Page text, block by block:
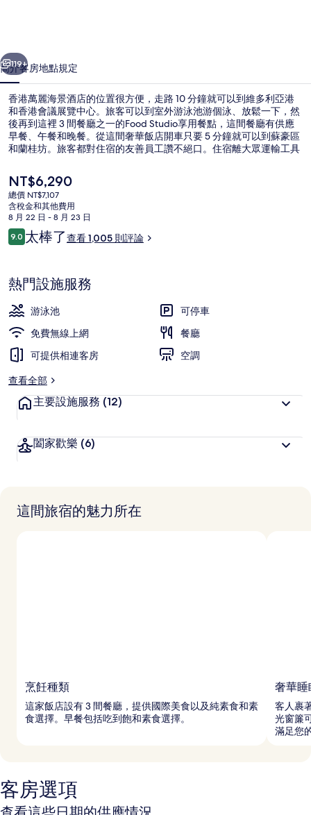
店
的
相
片
集
個 下一個
119+
簡介客房地點規定
香港萬麗海景酒店的位置很方便，走路 10 分鐘就可以到維多利亞港
和香港會議展覽中心。旅客可以到室外游泳池游個泳、放鬆一下，然
後再到這裡 3 間餐廳之一的Food Studio享用餐點，這間餐廳有供應
早餐、午餐和晚餐。從這間奢華飯店開車只要 5 分鐘就可以到蘇豪區
和蘭桂坊。旅客都對住宿的友善員工讚不絕口。住宿離大眾運輸工具
分鐘。
目
前
的
價
格
是
NT$6,290
總價 NT$7,107
含稅金和其他費用
8 月 22 日 - 8 月 23 日
評
論
9.09.0 分，滿分 10 分，
太棒了查看 1,005 則評論
熱門設施服務
游泳池
可停車
免費無線上網
餐廳
可提供相連客房
空調
查看全部
主要設施服務 (12)
闔家歡樂 (6)
這間旅宿的魅力所在
烹飪種類
這家飯店設有 3 間餐廳，提供國際美食以及純素食和素
食選擇。早餐包括吃到飽和素食選擇。
奢華睡
客人裹
光窗簾
滿足您
客房選項